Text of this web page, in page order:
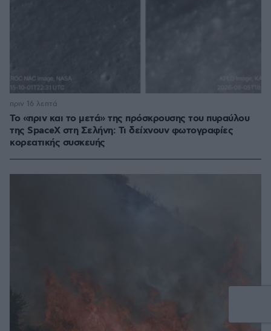
Το «πριν και το μετά» της πρόσκρουσης του πυραύλου
της SpaceX στη Σελήνη: Τι δείχνουν φωτογραφίες
κορεατικής συσκευής
πριν 16 λεπτά